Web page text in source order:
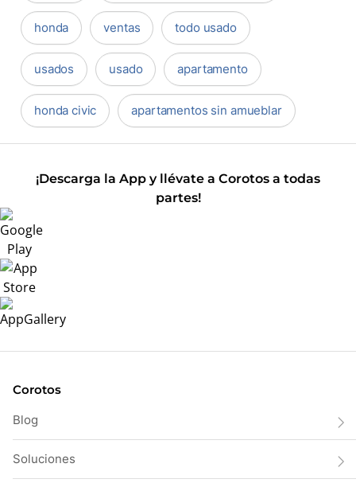
honda ventas todo usado
usados usado apartamento
honda civic apartamentos sin amueblar
¡Descarga la App y llévate a Corotos a todas
partes!
Corotos
Blog
Soluciones